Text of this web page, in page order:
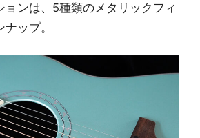
ョンは、5種類のメタリックフィ
ップ。